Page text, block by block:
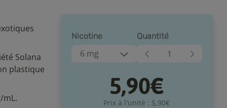
Solana
plastique
mL.
Nicotine
6 mg
Quantité
5,90€
Prix à l'unité : 5,90€